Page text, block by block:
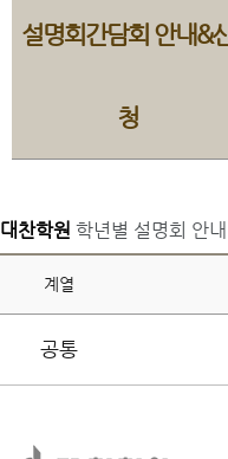
설명회간담회 안내&
청
대찬학원 학년별 설명회 안
계열
공통